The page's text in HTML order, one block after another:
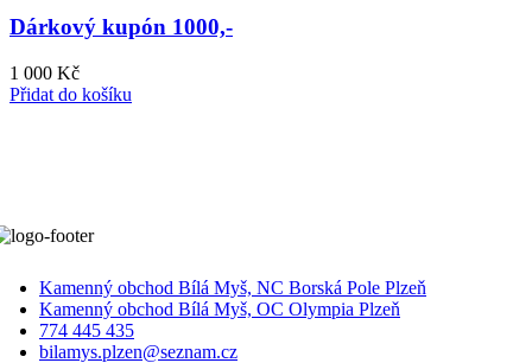
Dárkový kupón 1000,-
1 000 Kč
Přidat do košíku
Kamenný obchod Bílá Myš, NC Borská Pole Plzeň
Kamenný obchod Bílá Myš, OC Olympia Plzeň
774 445 435
bilamys.plzen@seznam.cz